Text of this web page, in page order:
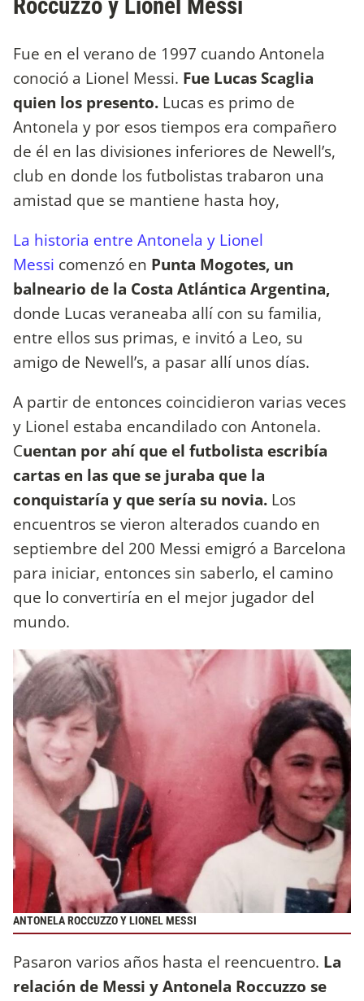
Fue en el verano de 1997 cuando Antonela
conoció a Lionel Messi. Fue Lucas Scaglia
quien los presento. Lucas es primo de
Antonela y por esos tiempos era compañero
de él en las divisiones inferiores de Newell’s,
club en donde los futbolistas trabaron una
amistad que se mantiene hasta hoy,
La historia entre Antonela y Lionel
Messi comenzó en Punta Mogotes, un
balneario de la Costa Atlántica Argentina,
donde Lucas veraneaba allí con su familia,
entre ellos sus primas, e invitó a Leo, su
amigo de Newell’s, a pasar allí unos días.
A partir de entonces coincidieron varias veces
y Lionel estaba encandilado con Antonela.
Cuentan por ahí que el futbolista escribía
cartas en las que se juraba que la
conquistaría y que sería su novia. Los
encuentros se vieron alterados cuando en
septiembre del 200 Messi emigró a Barcelona
para iniciar, entonces sin saberlo, el camino
que lo convertiría en el mejor jugador del
mundo.
ANTONELA ROCCUZZO Y LIONEL MESSI
Pasaron varios años hasta el reencuentro. La
relación de Messi y Antonela Roccuzzo se